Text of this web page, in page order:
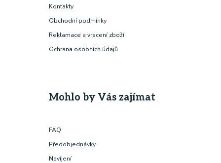
Kontakty
Obchodní podmínky
Reklamace a vracení zboží
Ochrana osobních údajů
Mohlo by Vás zajímat
FAQ
Předobjednávky
Navíjení